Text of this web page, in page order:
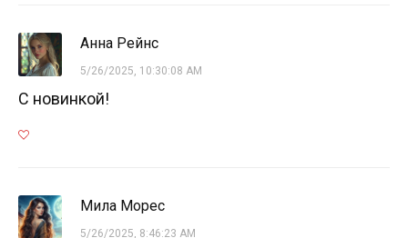
Анна Рейнс
5/26/2025, 10:30:08 AM
С новинкой!
Мила Морес
5/26/2025, 8:46:23 AM